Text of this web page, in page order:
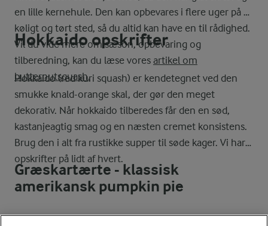
en lille kernehule. Den kan opbevares i flere uger på et
køligt og tørt sted, så du altid kan have en til rådighed.
Vil du vide mere om sæson, opbevaring og
tilberedning, kan du læse vores artikel om
butternutsquash.
Hokkaido opskrifter
Hokkaido (red kuri squash) er kendetegnet ved den
smukke knald-orange skal, der gør den meget
dekorativ. Når hokkaido tilberedes får den en sød,
kastanjeagtig smag og en næsten cremet konsistens.
Brug den i alt fra rustikke supper til søde kager. Vi har
opskrifter på lidt af hvert.
Græskartærte - klassisk
amerikansk pumpkin pie